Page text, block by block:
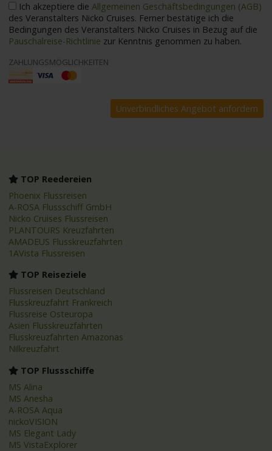
Ich akzeptiere dieAllgemeinen Geschäftsbedingungen (AGB)
des Veranstalters Nicko Cruises. Ferner bestätige ich die
Bedingungen des Veranstalters Nicko Cruises in Bezug auf die
Pauschalreise-Richtlinie zur Kenntnis genommen zu haben.
ZAHLUNGSMÖGLICHKEITEN
TOP Reedereien
Phoenix Flussreisen
A-ROSA Flussschiff GmbH
Nicko Cruises Flussreisen
PLANTOURS Kreuzfahrten
AMADEUS Flusskreuzfahrten
1AVista Flussreisen
TOP Reiseziele
Flussreisen Deutschland
Flusskreuzfahrt Frankreich
Flussreise Osteuropa
Asien Flusskreuzfahrten
Flusskreuzfahrten Amazonas
Nilkreuzfahrt
TOP Flussschiffe
MS Alina
MS Anesha
A-ROSA Aqua
nickoVISION
MS Elegant Lady
MS VistaExplorer